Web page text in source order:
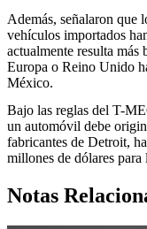
Además, señalaron que
vehículos importados
actualmente resulta más
Europa o Reino Unido
México.
Bajo las reglas del T-
un automóvil debe
fabricantes de Detroit,
millones de dólares
Notas